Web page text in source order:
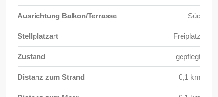
Ausrichtung Balkon/Terrasse Süd
Stellplatzart Freiplatz
Zustand gepflegt
Distanz zum Strand 0,1 km